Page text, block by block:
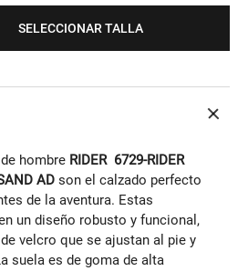
SELECCIONAR TALLA
hombre RIDER 6729-RIDER
AD son el calzado perfecto
de la aventura. Estas
un diseño robusto y funcional,
velcro que se ajustan al pie y
suela es de goma de alta